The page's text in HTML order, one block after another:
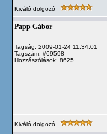
Kiváló dolgozó
Papp Gábor
Tagság: 2009-01-24 11:34:01
Tagszám: #69598
Hozzászólások: 8625
Kiváló dolgozó